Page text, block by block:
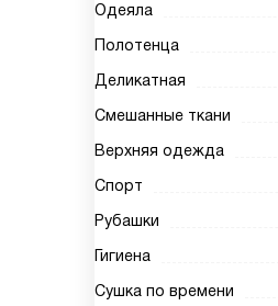
Одеяла
Полотенца
Деликатная
Смешанные ткани
Верхняя одежда
Спорт
Рубашки
Гигиена
Сушка по времени